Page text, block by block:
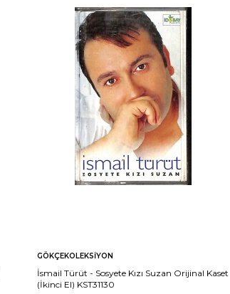
GÖKÇEKOLEKSIYON
İsmail Türüt - Sosyete Kızı Suzan Orijinal Kaset
(İkinci El) KST31130